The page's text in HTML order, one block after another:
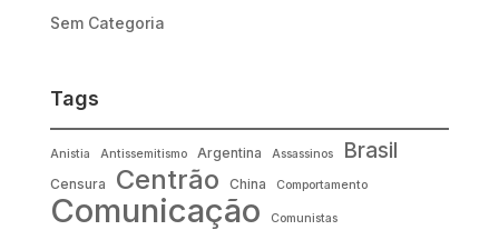
Sem Categoria
Tags
Anistia Antissemitismo Argentina Assassinos Brasil
Censura Centrão China Comportamento
Comunicação Comunistas